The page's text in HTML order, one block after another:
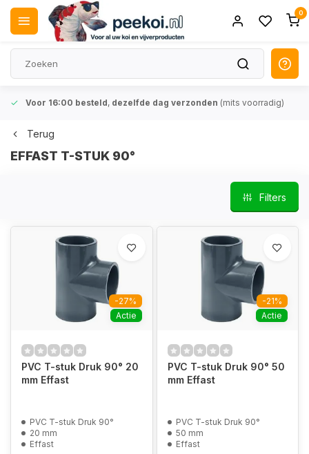
0
Voor 16:00 besteld, dezelfde dag verzonden (mits voorradig)
Terug
EFFAST T-STUK 90°
Filters
-27%
Actie
PVC T-stuk Druk 90° 20
mm Effast
PVC T-stuk Druk 90°
20 mm
Effast
-21%
Actie
PVC T-stuk Druk 90° 50
mm Effast
PVC T-stuk Druk 90°
50 mm
Effast